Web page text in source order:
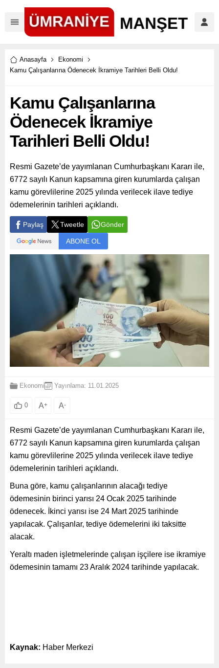
Anasayfa
Ekonomi
Kamu Çalışanlarına Ödenecek İkramiye Tarihleri Belli Oldu!
Kamu Çalışanlarına
Ödenecek İkramiye
Tarihleri Belli Oldu!
Resmi Gazete’de yayımlanan Cumhurbaşkanı Kararı ile,
6772 sayılı Kanun kapsamına giren kurumlarda çalışan
kamu görevlilerine 2025 yılında verilecek ilave tediye
ödemelerinin tarihleri açıklandı.
Paylaş Tweetle Gönder
ABONE OL
Ekonomi Yayınlama: 11.01.2025
0 A+ A-
Resmi Gazete’de yayımlanan Cumhurbaşkanı Kararı ile,
6772 sayılı Kanun kapsamına giren kurumlarda çalışan
kamu görevlilerine 2025 yılında verilecek ilave tediye
ödemelerinin tarihleri açıklandı.
Buna göre, kamu çalışanlarının alacağı tediye
ödemesinin birinci yarısı 24 Ocak 2025 tarihinde
ödenecek. İkinci yarısı ise 24 Mart 2025 tarihinde
yapılacak. Çalışanlar, tediye ödemelerini iki taksitte
alacak.
Yeraltı maden işletmelerinde çalışan işçilere ise ikramiye
ödemesinin tamamı 23 Aralık 2024 tarihinde yapılacak.
Kaynak: Haber Merkezi